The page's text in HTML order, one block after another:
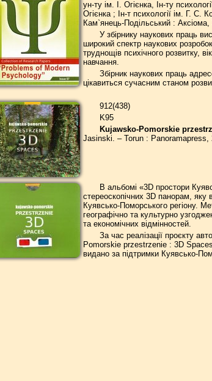
ун-ту ім. І. Огієнка, Ін-ту
Огієнка ; Ін-т психології ім. Г.
Кам`янець-Подільський :
У збірнику наукових праць
широкий спектр наукових
труднощів психічного розвитку,
навчання.
Збірник наукових праць
цікавиться сучасним станом
912(438)
K95
Kujawsko-Pomorskie
Jasinski. – Torun :
В альбомі «3D простори
стереоскопічних 3D панорам, яку
Куявсько-Поморського регіону.
географічно та культурно
та економічних відмінностей.
За час реалізації проєкту
Pomorskie przestrzenie : 3D
видано за підтримки Куявсько-